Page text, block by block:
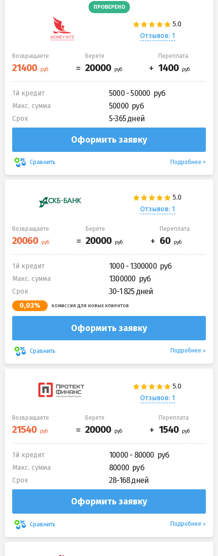
ПРОВЕРЕНО
Отзывов: 1
Возвращаете Берете Переплата
1й кредит 5000 - 50000
Макс. сумма 50000
Срок 5-365 дней
Оформить заявку
Сравнить Подробнее
Отзывов: 1
Возвращаете Берете Переплата
1й кредит 1000 - 1300000
Макс. сумма 1300000
Срок 30-1 825 дней
0,03% комиссия для новых клиентов
Оформить заявку
Сравнить Подробнее
Отзывов: 1
Возвращаете Берете Переплата
1й кредит 10000 - 80000
Макс. сумма 80000
Срок 28-168 дней
Оформить заявку
Сравнить Подробнее